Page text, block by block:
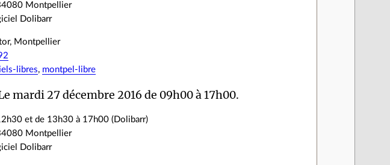
Montpellier
Dolibarr
Montpellier
libres, montpel-libre
mardi 27 décembre 2016 de 09h00 à 17h00.
et de 13h30 à 17h00 (Dolibarr)
Montpellier
Dolibarr